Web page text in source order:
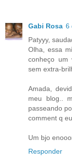
Gabi Rosa 6
Patyyy,
Olha, essa
conheço um
sem extra-
Amada,
meu blog..
passeando
comment q
Um bjo
Responder